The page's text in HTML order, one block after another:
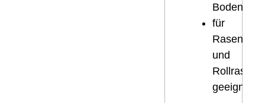
für
und
Rollrasen
geeignet